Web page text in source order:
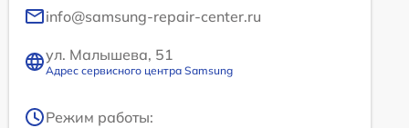
info@samsung-repair-center.ru
ул. Малышева, 51
Адрес сервисного центра Samsung
Режим работы: